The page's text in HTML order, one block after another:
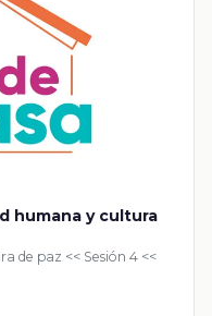
humana y cultura
de paz << Sesión 4 <<